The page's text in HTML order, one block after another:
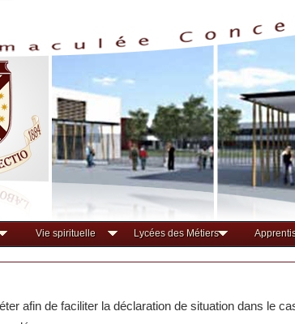
Vie spirituelle Lycées des Métiers
afin de faciliter la déclaration de situation dans le